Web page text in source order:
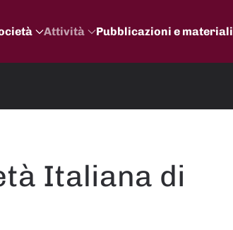
Attività Pubblicazioni e materiali
Italiana di